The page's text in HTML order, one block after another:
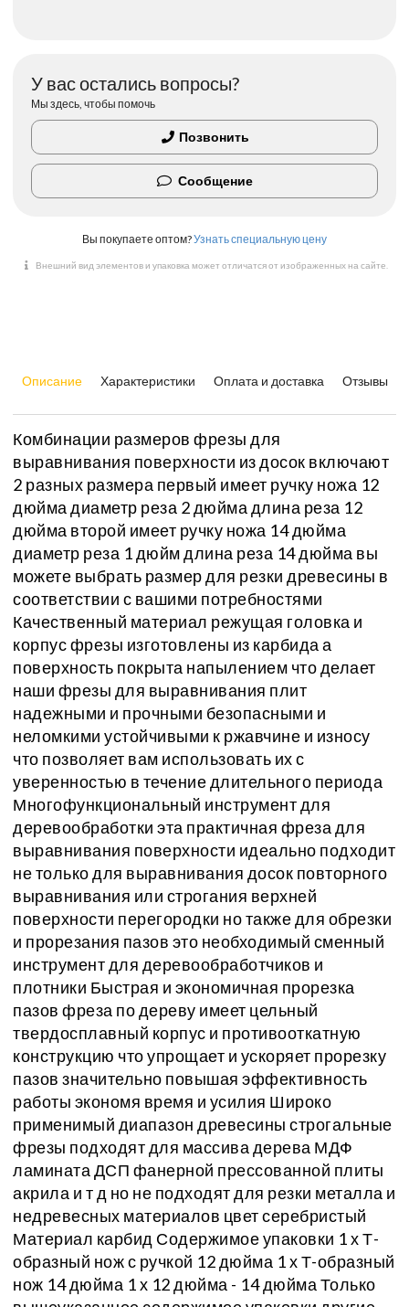
У вас остались вопросы?
Мы здесь, чтобы помочь
Позвонить
Сообщение
Вы покупаете оптом?Узнать специальную цену
Внешний вид элементов и упаковка может отличатся от изображенных на сайте.
Описание Характеристики Оплата и доставка Отзывы
Комбинации размеров фрезы для
выравнивания поверхности из досок включают
2 разных размера первый имеет ручку ножа 12
дюйма диаметр реза 2 дюйма длина реза 12
дюйма второй имеет ручку ножа 14 дюйма
диаметр реза 1 дюйм длина реза 14 дюйма вы
можете выбрать размер для резки древесины в
соответствии с вашими потребностями
Качественный материал режущая головка и
корпус фрезы изготовлены из карбида а
поверхность покрыта напылением что делает
наши фрезы для выравнивания плит
надежными и прочными безопасными и
неломкими устойчивыми к ржавчине и износу
что позволяет вам использовать их с
уверенностью в течение длительного периода
Многофункциональный инструмент для
деревообработки эта практичная фреза для
выравнивания поверхности идеально подходит
не только для выравнивания досок повторного
выравнивания или строгания верхней
поверхности перегородки но также для обрезки
и прорезания пазов это необходимый сменный
инструмент для деревообработчиков и
плотники Быстрая и экономичная прорезка
пазов фреза по дереву имеет цельный
твердосплавный корпус и противооткатную
конструкцию что упрощает и ускоряет прорезку
пазов значительно повышая эффективность
работы экономя время и усилия Широко
применимый диапазон древесины строгальные
фрезы подходят для массива дерева МДФ
ламината ДСП фанерной прессованной плиты
акрила и т д но не подходят для резки металла и
недревесных материалов цвет серебристый
Материал карбид Содержимое упаковки 1 х Т-
образный нож с ручкой 12 дюйма 1 х Т-образный
нож 14 дюйма 1 х 12 дюйма - 14 дюйма Только